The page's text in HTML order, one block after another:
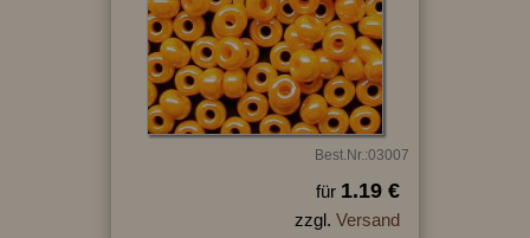
Best.Nr.:03007
für 1.19 €
zzgl. Versand